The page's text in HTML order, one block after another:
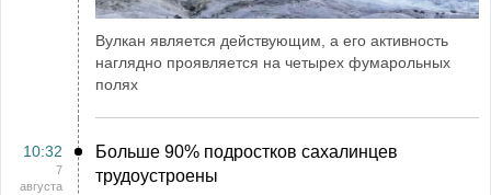
Вулкан является действующим, а его активность
наглядно проявляется на четырех фумарольных
полях
10:32
7
августа
Больше 90% подростков сахалинцев
трудоустроены